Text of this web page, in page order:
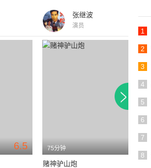
1
2
3
4
5
6
7
8
张继波
演员
6.5 75分钟
赌神驴山炮